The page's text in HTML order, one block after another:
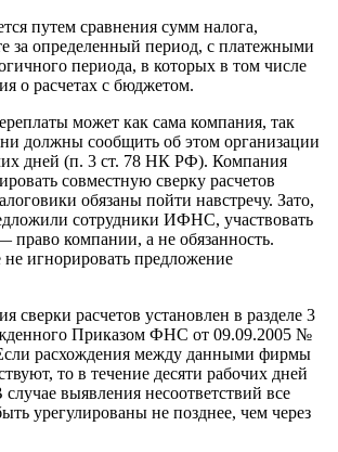
путем сравнения сумм налога,
за определенный период, с платежными
периода, в которых в том числе
о расчетах с бюджетом.
может как сама компания, так
должны сообщить об этом организации
дней (п. 3 ст. 78 НК РФ). Компания
совместную сверку расчетов
обязаны пойти навстречу. Зато,
сотрудники ИФНС, участвовать
право компании, а не обязанность.
игнорировать предложение
сверки расчетов установлен в разделе 3
Приказом ФНС от 09.09.2005 №
расхождения между данными фирмы
то в течение десяти рабочих дней
выявления несоответствий все
урегулированы не позднее, чем через